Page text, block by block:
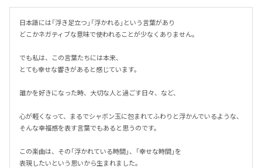
日本語には「浮き足立つ」「浮かれる」という言葉があり
どこかネガティブな意味で使われることが少なくありません。
でも私は、この言葉たちには本来、
とても幸せな響きがあると感じています。
誰かを好きになった時、大切な人と過ごす日々、など、
心が軽くなって、まるでシャボン玉に包まれてふわりと浮かんでいるような、
そんな幸福感を表す言葉でもあると思うのです。
この楽曲は、その「浮かれている時間」、「幸せな時間」を
表現したいという思いから生まれました。